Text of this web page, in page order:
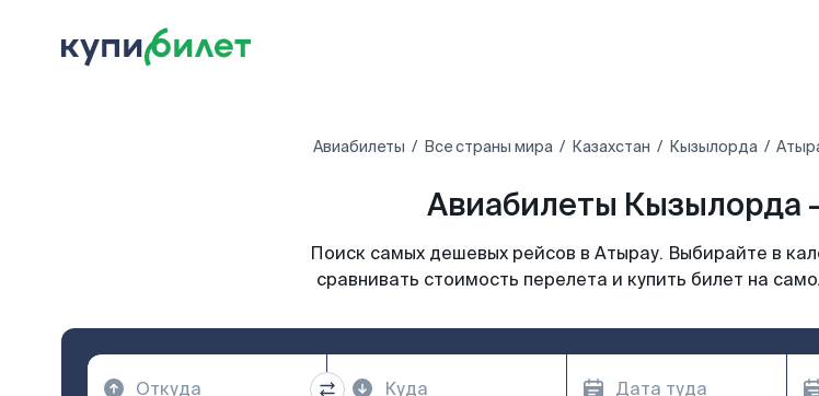
Авиабилеты Все страны мира Казахстан Кызылорда
Авиабилеты Кызылорда
Поиск самых дешевых рейсов в Атырау. Выбирайте в
сравнивать стоимость перелета и купить билет на